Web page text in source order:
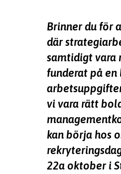
Brinner du för
där
samtidigt vara
funderat på
vi vara rätt
kan börja hos
22a oktober i